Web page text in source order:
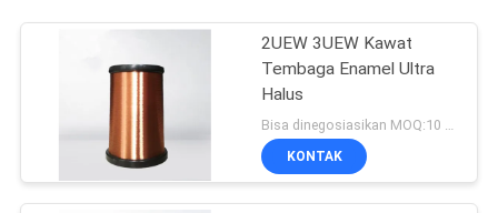
2UEW 3UEW Kawat
Tembaga Enamel Ultra
Halus
Bisa dinegosiasikan MOQ:10 Kilogram/Kilogram
KONTAK